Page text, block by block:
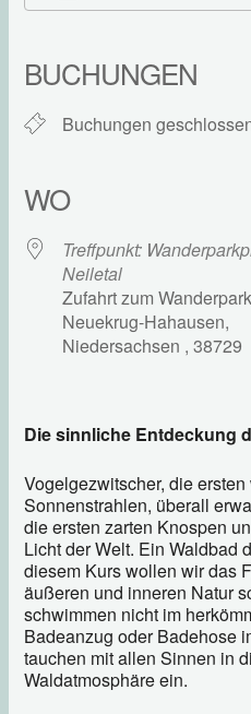
BUCHUNGEN
Buchungen
WO
Treffpunkt:
Neiletal
Zufahrt zum
Neuekrug-Hahausen,
Niedersachsen , 38729
Die sinnliche Entdeckung
Vogelgezwitscher, die
Sonnenstrahlen, überall
die ersten zarten Knospen
Licht der Welt. Ein Waldbad
diesem Kurs wollen wir das
äußeren und inneren Natur
schwimmen nicht im
Badeanzug oder Badehose
tauchen mit allen Sinnen in
Waldatmosphäre ein.